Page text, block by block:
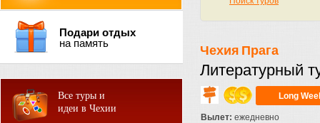
Подари отдых
на память
Все туры и
идеи в Чехии
Чехия Прага
Литературный
Long
Вылет: ежедневно